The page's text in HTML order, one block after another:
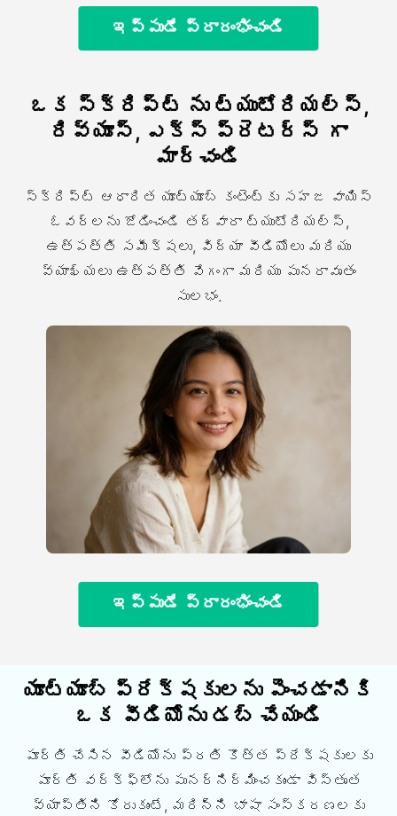
ఇప్పుడే ప్రారంభించండి
ఒక స్క్రిప్ట్ ను ట్యుటోరియల్స్,
రివ్యూస్, ఎక్స్ ప్రెటర్స్ గా
మార్చండి
స్క్రిప్ట్ ఆధారిత యూట్యూబ్ కంటెంట్కు సహజ వాయిస్
ఓవర్లను జోడించండి తద్వారా ట్యుటోరియల్స్,
ఉత్పత్తి సమీక్షలు, విద్యా వీడియోలు మరియు
వ్యాఖ్యలు ఉత్పత్తి వేగంగా మరియు పునరావృతం
సులభం.
ఇప్పుడే ప్రారంభించండి
యూట్యూబ్ ప్రేక్షకులను పెంచడానికి
ఒక వీడియోను డబ్ చేయండి
పూర్తి చేసిన వీడియోను ప్రతి కొత్త ప్రేక్షకులకు
పూర్తి వర్క్ఫ్లోను పునర్నిర్మించకుండా విస్తృత
వ్యాప్తిని కోరుకుంటే, మరిన్ని భాషా సంస్కరణలకు